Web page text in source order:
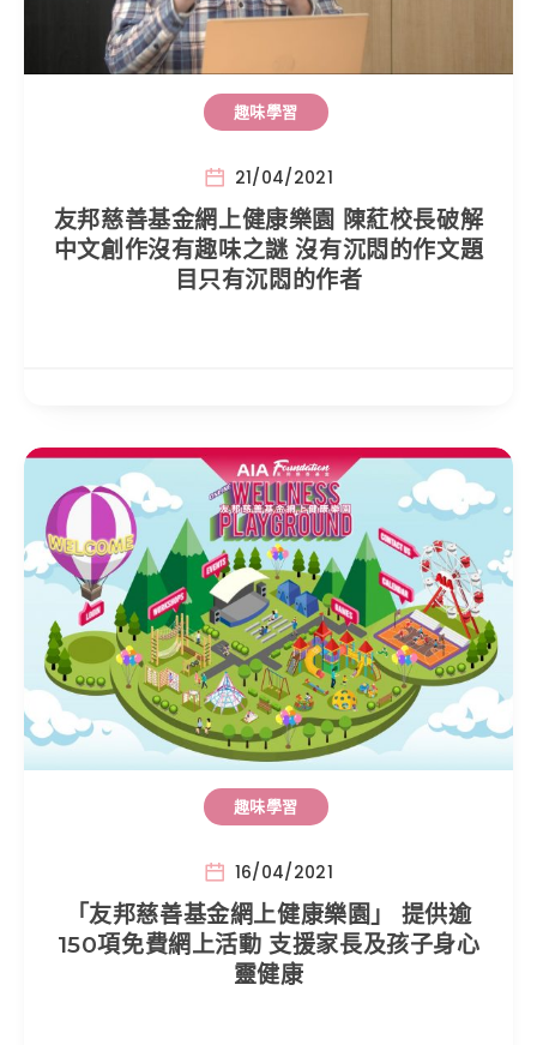
趣味學習
21/04/2021
友邦慈善基金網上健康樂園 陳葒校長破解
中文創作沒有趣味之謎 沒有沉悶的作文題
目只有沉悶的作者
趣味學習
16/04/2021
「友邦慈善基金網上健康樂園」 提供逾
150項免費網上活動 支援家長及孩子身心
靈健康